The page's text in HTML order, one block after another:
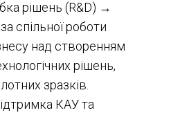
рішень (R&D) →
спільної роботи
над створенням
рішень,
зразків.
КАУ та